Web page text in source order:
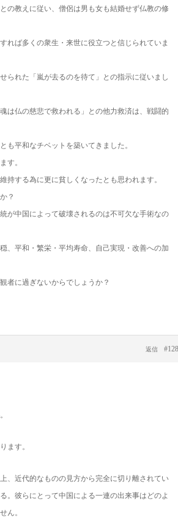
の教えに従い、僧侶は男も女も結婚せず仏教の修
れば多くの衆生・来世に役立つと信じられていま
られた「嵐が去るのを待て」との指示に従いまし
は仏の慈悲で救われる」との他力救済は、戦闘的
も平和なチベットを築いてきました。
す。
する為に更に貧しくなったとも思われます。
？
が中国によって破壊されるのは不可欠な手術なの
、平和・繁栄・平均寿命、自己実現・改善への加
者に過ぎないからでしょうか？
返信
ます。
、近代的なものの見方から完全に切り離されてい
。彼らにとって中国による一連の出来事はどのよ
ん。